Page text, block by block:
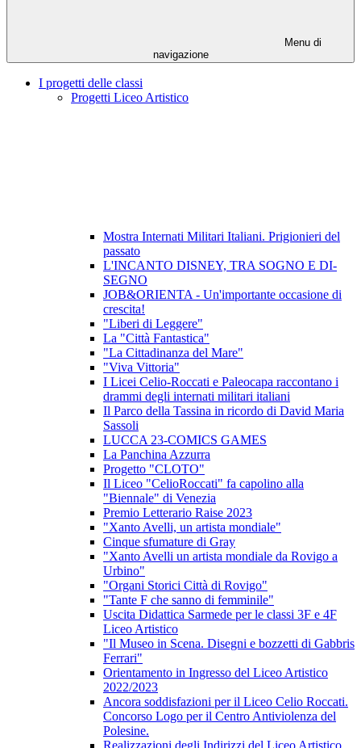
Menu di
navigazione
I progetti delle classi
Progetti Liceo Artistico
Mostra Internati Militari Italiani. Prigionieri del
passato
L'INCANTO DISNEY, TRA SOGNO E DI-
SEGNO
JOB&ORIENTA - Un'importante occasione di
crescita!
"Liberi di Leggere"
La "Città Fantastica"
"La Cittadinanza del Mare"
"Viva Vittoria"
I Licei Celio-Roccati e Paleocapa raccontano i
drammi degli internati militari italiani
Il Parco della Tassina in ricordo di David Maria
Sassoli
LUCCA 23-COMICS GAMES
La Panchina Azzurra
Progetto "CLOTO"
Il Liceo "CelioRoccati" fa capolino alla
"Biennale" di Venezia
Premio Letterario Raise 2023
"Xanto Avelli, un artista mondiale"
Cinque sfumature di Gray
"Xanto Avelli un artista mondiale da Rovigo a
Urbino"
"Organi Storici Città di Rovigo"
"Tante F che sanno di femminile"
Uscita Didattica Sarmede per le classi 3F e 4F
Liceo Artistico
"Il Museo in Scena. Disegni e bozzetti di Gabbris
Ferrari"
Orientamento in Ingresso del Liceo Artistico
2022/2023
Ancora soddisfazioni per il Liceo Celio Roccati.
Concorso Logo per il Centro Antiviolenza del
Polesine.